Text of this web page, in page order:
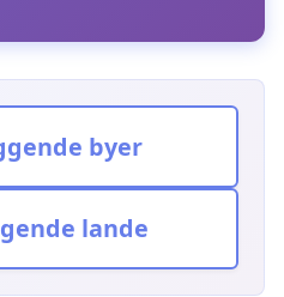
byer
lande